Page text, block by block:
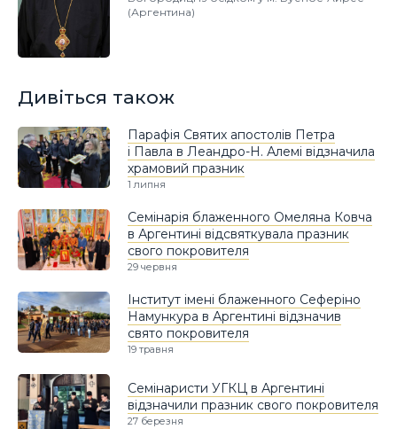
(Аргентина)
Дивіться також
Парафія Святих апостолів Петра
і Павла в Леандро-Н. Алемі відзначила
храмовий празник
1 липня
Семінарія блаженного Омеляна Ковча
в Аргентині відсвяткувала празник
свого покровителя
29 червня
Інститут імені блаженного Сеферіно
Намункура в Аргентині відзначив
свято покровителя
19 травня
Семінаристи УГКЦ в Аргентині
відзначили празник свого покровителя
27 березня